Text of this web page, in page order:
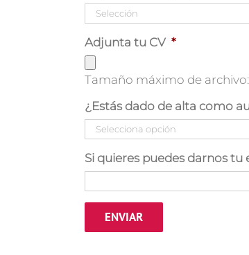
Adjunta tu CV *
Tamaño máximo de archivo:
¿Estás dado de alta como
Si quieres puedes darnos